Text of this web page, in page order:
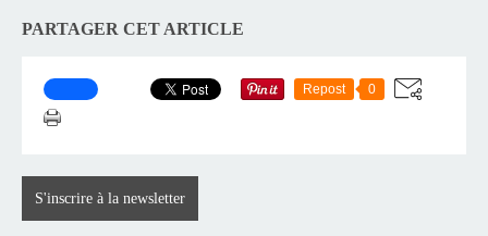
PARTAGER CET ARTICLE
Repost 0
S'inscrire à la newsletter